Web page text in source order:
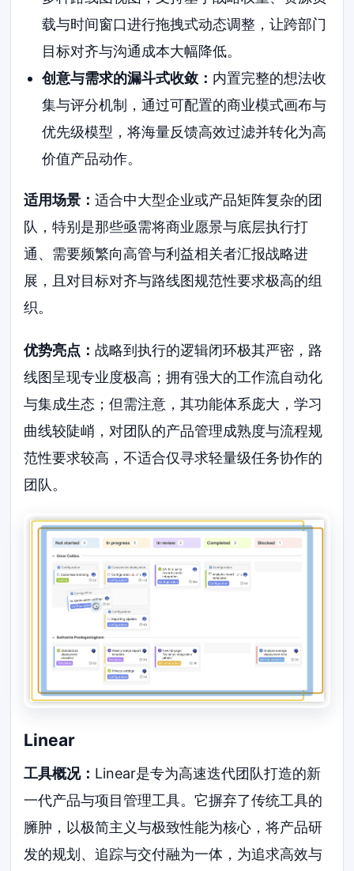
载与时间窗口进行拖拽式动态调整，让跨部门
目标对齐与沟通成本大幅降低。
创意与需求的漏斗式收敛： 内置完整的想法收
集与评分机制，通过可配置的商业模式画布与
优先级模型，将海量反馈高效过滤并转化为高
价值产品动作。
适用场景：适合中大型企业或产品矩阵复杂的团
队，特别是那些亟需将商业愿景与底层执行打
通、需要频繁向高管与利益相关者汇报战略进
展，且对目标对齐与路线图规范性要求极高的组
织。
优势亮点：战略到执行的逻辑闭环极其严密，路
线图呈现专业度极高；拥有强大的工作流自动化
与集成生态；但需注意，其功能体系庞大，学习
曲线较陡峭，对团队的产品管理成熟度与流程规
范性要求较高，不适合仅寻求轻量级任务协作的
团队。
Linear
工具概况： Linear是专为高速迭代团队打造的新
一代产品与项目管理工具。它摒弃了传统工具的
臃肿，以极简主义与极致性能为核心，将产品研
发的规划、追踪与交付融为一体，为追求高效与